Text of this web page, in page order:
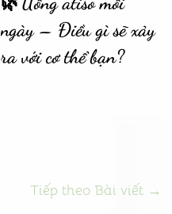
ngày – Điều gì sẽ xảy
ra với cơ thể bạn?
Tiếp theo Bài viết →